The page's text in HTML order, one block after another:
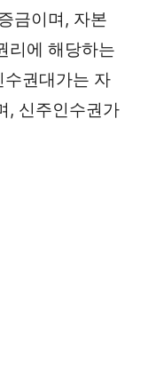
금이며, 자본
리에 해당하는
권대가는 자
, 신주인수권가